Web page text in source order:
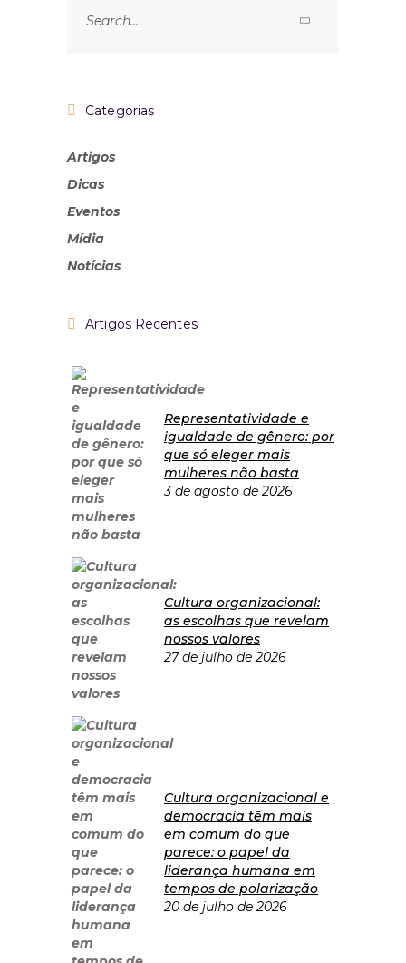
Categorias
Artigos
Dicas
Eventos
Mídia
Notícias
Artigos Recentes
Representatividade e
igualdade de gênero: por
que só eleger mais
mulheres não basta
3 de agosto de 2026
Cultura organizacional:
as escolhas que revelam
nossos valores
27 de julho de 2026
Cultura organizacional e
democracia têm mais
em comum do que
parece: o papel da
liderança humana em
tempos de polarização
20 de julho de 2026